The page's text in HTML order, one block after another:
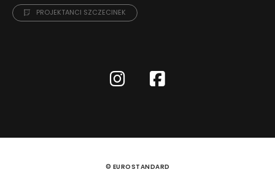
PROJEKTANCI SZCZECINEK
© EUROSTANDARD